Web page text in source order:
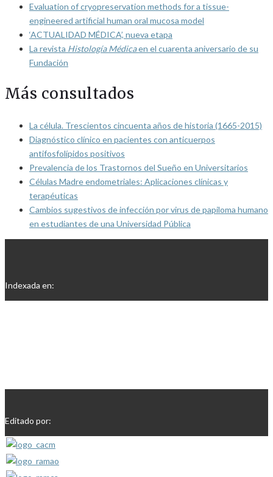
Evaluation of cryopreservation methods for a tissue-
engineered artificial human oral mucosa model
‘ACTUALIDAD MÉDICA’, nueva etapa
La revista Histología Médicaen el cuarenta aniversario de su
Fundación
Más consultados
La célula. Trescientos cincuenta años de historia (1665-2015)
Diagnóstico clínico en pacientes con anticuerpos
antifosfolípidos positivos
Prevalencia de los Trastornos del Sueño en Universitarios
Células Madre endometriales: Aplicaciones clínicas y
terapéuticas
Cambios sugestivos de infección por virus de papiloma humano
en estudiantes de una Universidad Pública
Indexada en:
Editado por: